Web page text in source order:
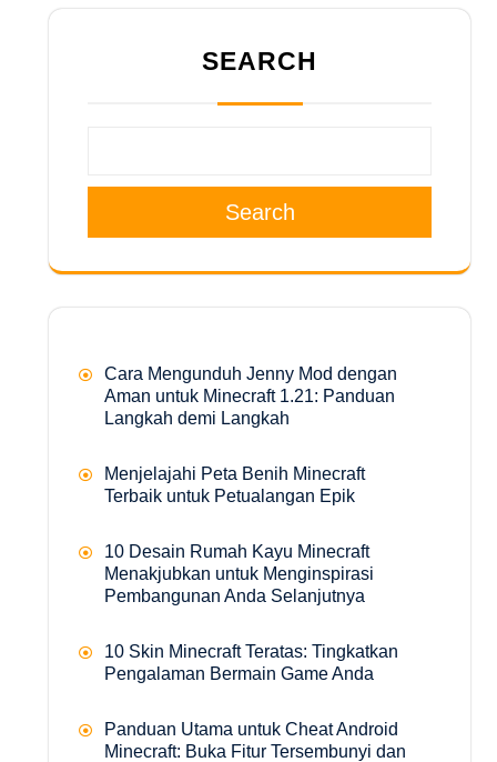
SEARCH
Search
Cara Mengunduh Jenny Mod dengan
Aman untuk Minecraft 1.21: Panduan
Langkah demi Langkah
Menjelajahi Peta Benih Minecraft
Terbaik untuk Petualangan Epik
10 Desain Rumah Kayu Minecraft
Menakjubkan untuk Menginspirasi
Pembangunan Anda Selanjutnya
10 Skin Minecraft Teratas: Tingkatkan
Pengalaman Bermain Game Anda
Panduan Utama untuk Cheat Android
Minecraft: Buka Fitur Tersembunyi dan